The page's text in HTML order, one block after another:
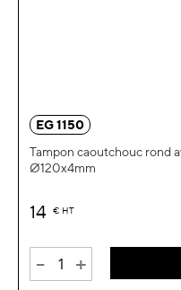
EG 1150
Tampon caoutchouc rond
Ø120x4mm
14 € HT
- +